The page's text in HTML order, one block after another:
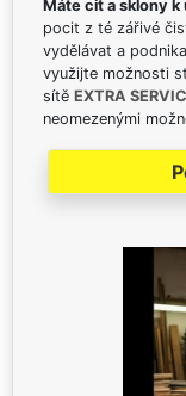
Máte cit a sklony k
pocit z té zářivé
vydělávat a
využijte možnosti
sítě EXTRA
neomezenými